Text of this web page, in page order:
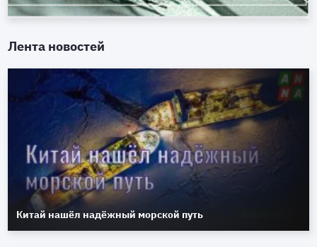
Лента новостей
Китай нашёл надёжный морской путь